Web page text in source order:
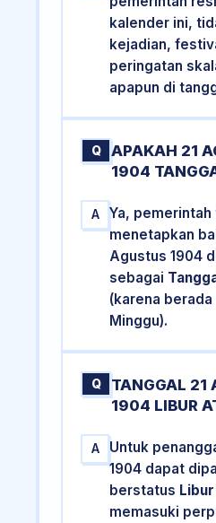
kalender ini,
kejadian,
peringatan
apapun di
Q
APAKAH 21
1904
A
Ya, pemerintah
menetapkan
Agustus 1904
sebagai
(karena
Minggu).
Q
TANGGAL 21
1904 LIBUR
A
Untuk
1904 dapat
berstatus Libur
memasuki